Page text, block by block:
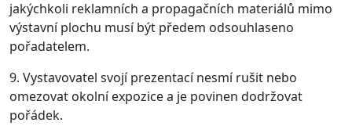
jakýchkoli reklamních a propagačních materiálů mimo
výstavní plochu musí být předem odsouhlaseno
pořadatelem.
9. Vystavovatel svojí prezentací nesmí rušit nebo
omezovat okolní expozice a je povinen dodržovat
pořádek.